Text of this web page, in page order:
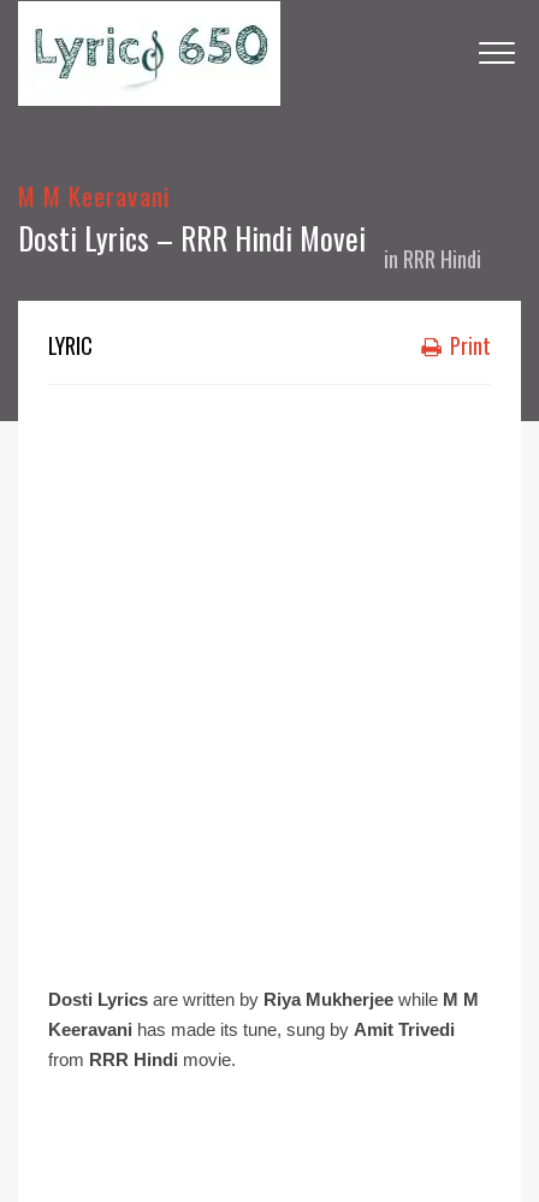
M M Keeravani
Dosti Lyrics – RRR Hindi Movei in RRR Hindi
LYRIC Print
Dosti Lyrics are written by Riya Mukherjee while M M
Keeravani has made its tune, sung by Amit Trivedi
from RRR Hindi movie.